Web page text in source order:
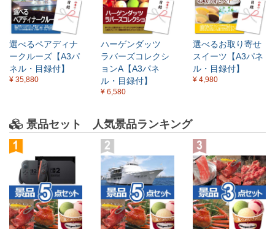
選べるペアディナ
ークルーズ【A3パ
ネル・目録付】
¥ 35,880
ハーゲンダッツ
ラバーズコレクシ
ョンA【A3パネ
ル・目録付】
¥ 6,580
選べるお取り寄せ
スイーツ【A3パネ
ル・目録付】
¥ 4,980
景品セット 人気景品ランキング